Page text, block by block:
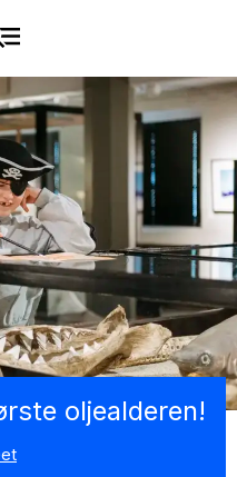
oljealderen!